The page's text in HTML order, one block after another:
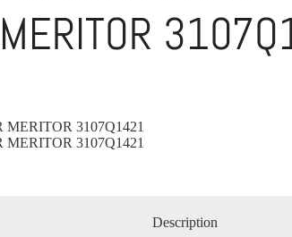
3107Q1421
3107Q1421
Description